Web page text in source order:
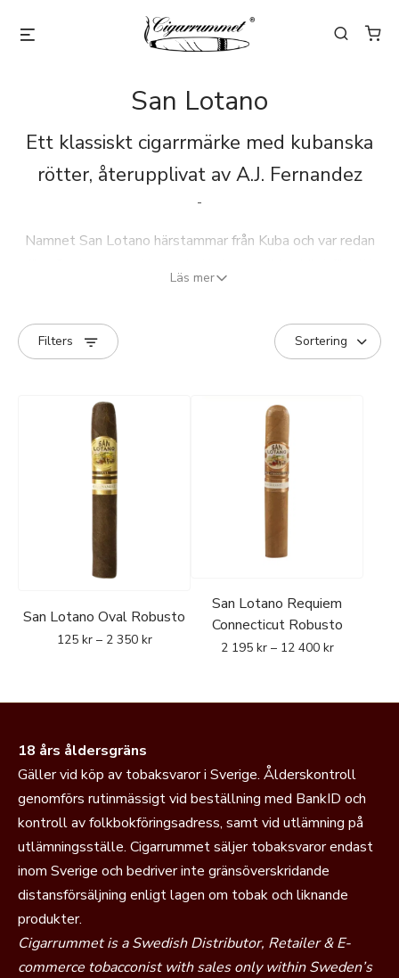
San Lotano
Ett klassiskt cigarrmärke med kubanska
rötter, återupplivat av A.J. Fernandez
-
Namnet San Lotano härstammar från Kuba och var redan
Efter den kubanska revolutionen försvann märket ur
produktion, men år 2010 valde A.J. Fernandez att väcka
farfar, som en gång grundade märket i San Luis på Kuba.
I dag produceras San Lotano i Nicaragua och har etablerat
sig som ett välrenommerat märke med tydlig koppling till
både familjearv och klassisk cigarrtradition.
Läs mer
Filters
San Lotano Oval Robusto
125 kr – 2 350 kr
San Lotano Requiem
Connecticut Robusto
2 195 kr – 12 400 kr
18 års åldersgräns
Gäller vid köp av tobaksvaror i Sverige. Ålderskontroll
genomförs rutinmässigt vid beställning med BankID och
kontroll av folkbokföringsadress, samt vid utlämning på
utlämningsställe. Cigarrummet säljer tobaksvaror endast
inom Sverige och bedriver inte gränsöverskridande
distansförsäljning enligt lagen om tobak och liknande
produkter.
Cigarrummet is a Swedish Distributor, Retailer & E-
commerce tobacconist with sales only within Sweden’s